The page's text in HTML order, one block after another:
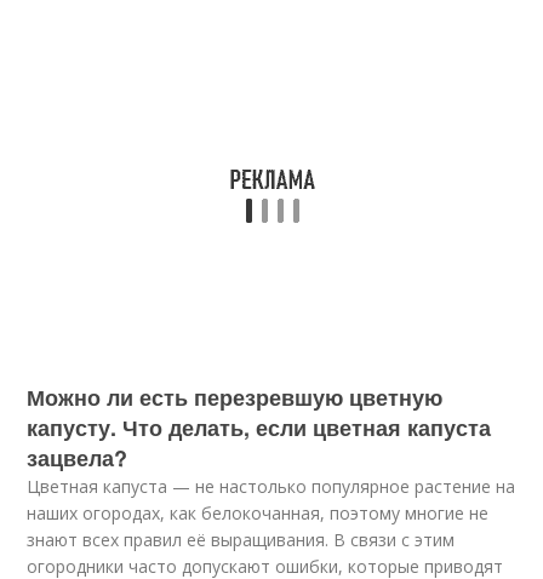
Можно ли есть перезревшую цветную
капусту. Что делать, если цветная капуста
зацвела?
Цветная капуста — не настолько популярное растение на
наших огородах, как белокочанная, поэтому многие не
знают всех правил её выращивания. В связи с этим
огородники часто допускают ошибки, которые приводят